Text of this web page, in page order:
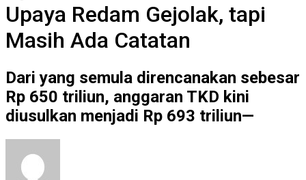
Upaya Redam Gejolak, tapi
Masih Ada Catatan
Dari yang semula direncanakan sebesar
Rp 650 triliun, anggaran TKD kini
diusulkan menjadi Rp 693 triliun—